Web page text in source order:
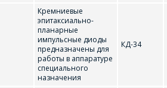
Кремниевые
эпитаксиально-
планарные
импульсные диоды
предназначены для
работы в аппаратуре
специального
назначения
КД-34